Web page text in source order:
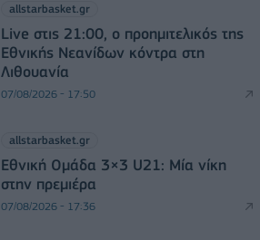
allstarbasket.gr
Live στις 21:00, ο προημιτελικός της
Εθνικής Νεανίδων κόντρα στη
Λιθουανία
07/08/2026 - 17:50
allstarbasket.gr
Εθνική Ομάδα 3×3 U21: Μία νίκη
στην πρεμιέρα
07/08/2026 - 17:36